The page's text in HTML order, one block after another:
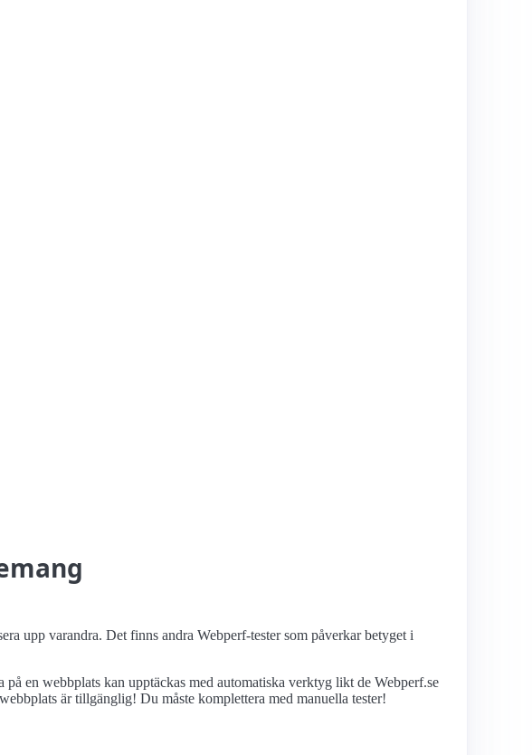
upp varandra. Det finns andra Webperf-tester som påverkar betyget i
en webbplats kan upptäckas med automatiska verktyg likt de Webperf.se
är tillgänglig! Du måste komplettera med manuella tester!